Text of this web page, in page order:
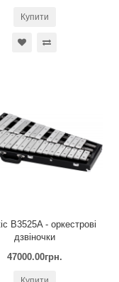
Купити
B3525A - оркестрові
дзвіночки
47000.00грн.